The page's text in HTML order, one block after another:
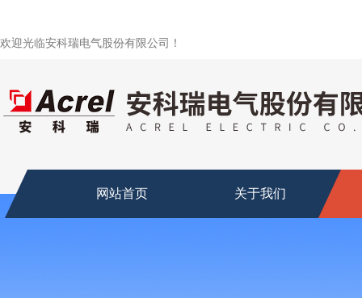
欢迎光临安科瑞电气股份有限公司！
网站首页 关于我们